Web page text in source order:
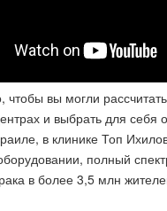
чтобы вы могли
и выбрать для
в клинике Топ
полный
в более 3,5 млн